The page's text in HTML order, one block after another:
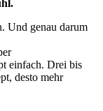
Und genau darum
einfach. Drei bis
desto mehr